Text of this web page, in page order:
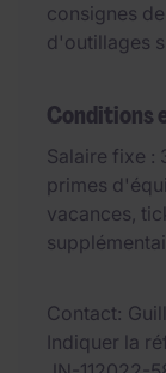
consignes
d'outillages
Conditions
Salaire fixe :
primes
vacances,
Contact
Indiquer la